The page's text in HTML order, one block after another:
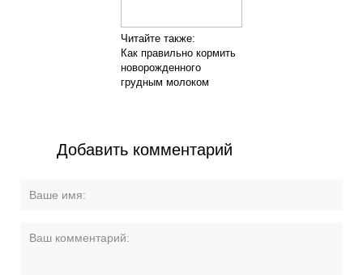
Читайте также:
Как правильно кормить
новорожденного
грудным молоком
Добавить комментарий